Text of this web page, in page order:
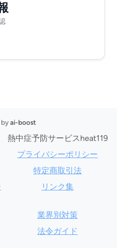
ai-boost
熱中症予防サービスheat119
プライバシーポリシー
特定商取引法
リンク集
業界別対策
法令ガイド